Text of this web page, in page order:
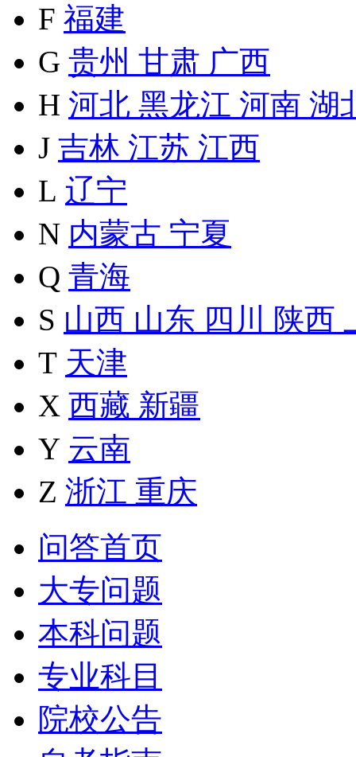
F 福建
G 贵州 甘肃 广西
H 河北 黑龙江 河南 湖
J 吉林 江苏 江西
L 辽宁
N 内蒙古 宁夏
Q 青海
S 山西 山东 四川 陕西
T 天津
X 西藏 新疆
Y 云南
Z 浙江 重庆
问答首页
大专问题
本科问题
专业科目
院校公告